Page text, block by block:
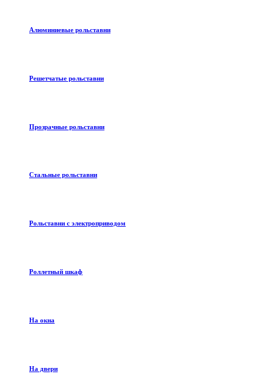
Алюминиевые рольставни
Решетчатые рольставни
Прозрачные рольставни
Стальные рольставни
Рольставни с электроприводом
Роллетный шкаф
На окна
На двери